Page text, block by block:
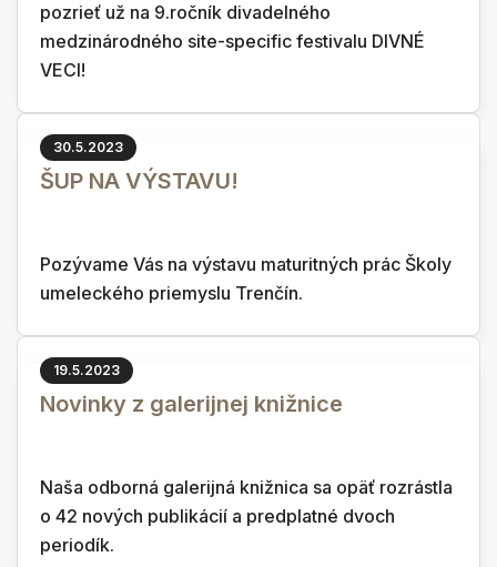
pozrieť už na 9.ročník divadelného
medzinárodného site-specific festivalu DIVNÉ
VECI!
30.5.2023
ŠUP NA VÝSTAVU!
Pozývame Vás na výstavu maturitných prác Školy
umeleckého priemyslu Trenčín.
19.5.2023
Novinky z galerijnej knižnice
Naša odborná galerijná knižnica sa opäť rozrástla
o 42 nových publikácií a predplatné dvoch
periodík.